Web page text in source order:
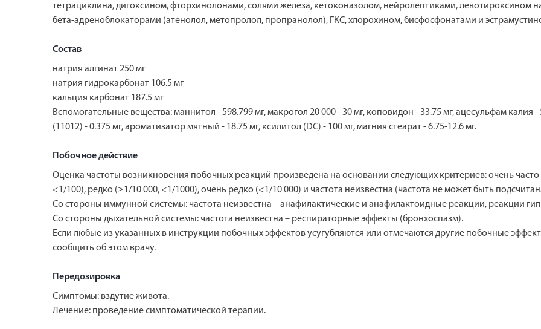
тетрациклина, дигоксином, фторхинолонами, солями железа, кетоконазолом, нейролептиками,
бета-адреноблокаторами (атенолол, метопролол, пропранолол), ГКС, хлорохином, бисфосфонатами и
Состав
натрия алгинат 250 мг
натрия гидрокарбонат 106.5 мг
кальция карбонат 187.5 мг
Вспомогательные вещества: маннитол - 598.799 мг, макрогол 20 000 - 30 мг, коповидон - 33.75 мг, ацесульфам калия
(11012) - 0.375 мг, ароматизатор мятный - 18.75 мг, ксилитол (DC) - 100 мг, магния стеарат - 6.75-12.6 мг.
Побочное действие
Оценка частоты возникновения побочных реакций произведена на основании следующих критериев: очень часто
<1/100), редко (≥1/10 000, <1/1000), очень редко (<1/10 000) и частота неизвестна (частота не может быть
Со стороны иммунной системы: частота неизвестна – анафилактические и анафилактоидные реакции, реакции
Со стороны дыхательной системы: частота неизвестна – респираторные эффекты (бронхоспазм).
Если любые из указанных в инструкции побочных эффектов усугубляются или отмечаются другие побочные
сообщить об этом врачу.
Передозировка
Симптомы: вздутие живота.
Лечение: проведение симптоматической терапии.